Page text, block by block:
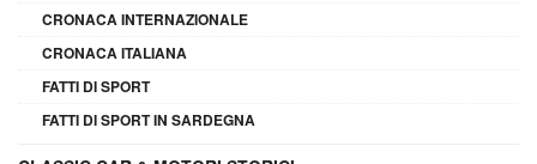
CRONACA INTERNAZIONALE
CRONACA ITALIANA
FATTI DI SPORT
FATTI DI SPORT IN SARDEGNA